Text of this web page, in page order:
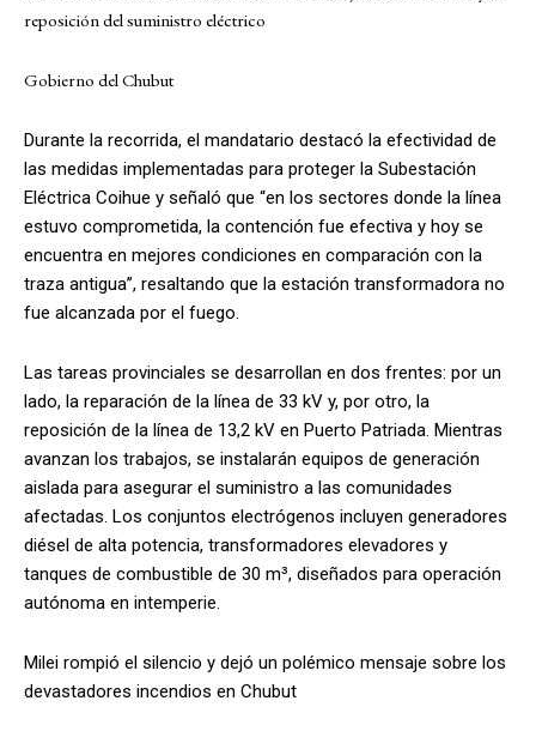
reposición del suministro eléctrico
Gobierno del Chubut
Durante la recorrida, el mandatario destacó la efectividad de
las medidas implementadas para proteger la Subestación
Eléctrica Coihue y señaló que “en los sectores donde la línea
estuvo comprometida, la contención fue efectiva y hoy se
encuentra en mejores condiciones en comparación con la
traza antigua”, resaltando que la estación transformadora no
fue alcanzada por el fuego.
Las tareas provinciales se desarrollan en dos frentes: por un
lado, la reparación de la línea de 33 kV y, por otro, la
reposición de la línea de 13,2 kV en Puerto Patriada. Mientras
avanzan los trabajos, se instalarán equipos de generación
aislada para asegurar el suministro a las comunidades
afectadas. Los conjuntos electrógenos incluyen generadores
diésel de alta potencia, transformadores elevadores y
tanques de combustible de 30 m³, diseñados para operación
autónoma en intemperie.
Milei rompió el silencio y dejó un polémico mensaje sobre los
devastadores incendios en Chubut